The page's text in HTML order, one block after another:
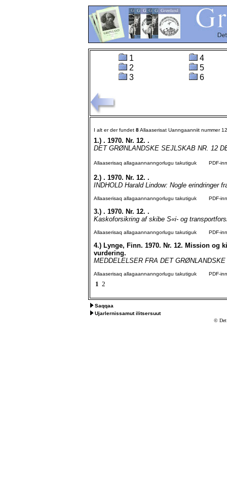
1
2
3
4
5
6
I alt er der fundet 8Allaaserisat Uanngaanniit nummer
1.) . 1970. Nr. 12. .
DET GRØNLANDSKE SEJLSKAB NR. 12
Allaaserisaq allagaannanngorlugu takutiguk PDF-
2.) . 1970. Nr. 12. .
INDHOLD Harald Lindow: Nogle erindringer
Allaaserisaq allagaannanngorlugu takutiguk PDF-
3.) . 1970. Nr. 12. .
Kaskoforsikring af skibe S«i- og
Allaaserisaq allagaannanngorlugu takutiguk PDF-
4.) Lynge, Finn. 1970. Nr. 12. Mission og
vurdering.
MEDDELELSER FRA DET
Allaaserisaq allagaannanngorlugu takutiguk PDF-
1 2
Saqqaa
Ujarlernissamut ilitsersuut
© Det